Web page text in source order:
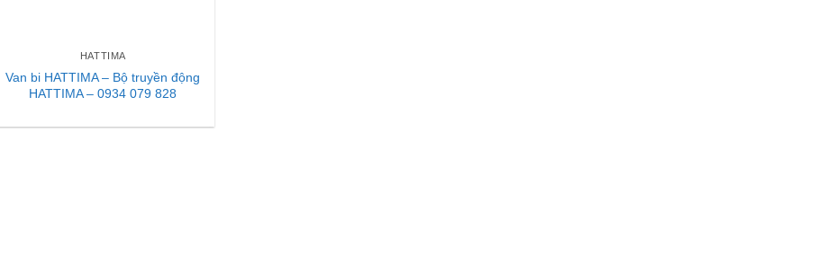
HATTIMA
Van bi HATTIMA – Bộ truyền động
HATTIMA – 0934 079 828